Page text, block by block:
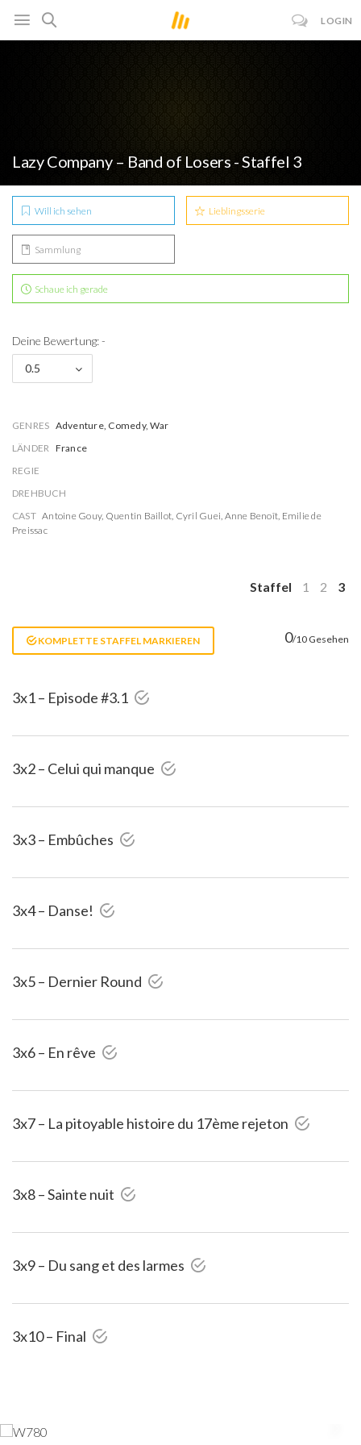
LOGIN
Lazy Company – Band of Losers - Staffel 3
Will ich sehen Lieblingsserie
Sammlung
Schaue ich gerade
Deine Bewertung: -
0.5
GENRES Adventure, Comedy, War
LÄNDER France
REGIE
DREHBUCH
CAST Antoine Gouy, Quentin Baillot, Cyril Guei, Anne Benoît, Emilie de
Preissac
Staffel 1 2 3
KOMPLETTE STAFFEL MARKIEREN 0/10 Gesehen
3x1 – Episode #3.1
3x2 – Celui qui manque
3x3 – Embûches
3x4 – Danse!
3x5 – Dernier Round
3x6 – En rêve
3x7 – La pitoyable histoire du 17ème rejeton
3x8 – Sainte nuit
3x9 – Du sang et des larmes
3x10 – Final